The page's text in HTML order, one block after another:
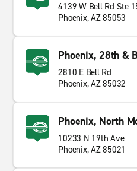
4139 W Bell Rd Ste
Phoenix, AZ 85053
Phoenix, 28th &
2810 E Bell Rd
Phoenix, AZ 85032
Phoenix, North
10233 N 19th Ave
Phoenix, AZ 85021